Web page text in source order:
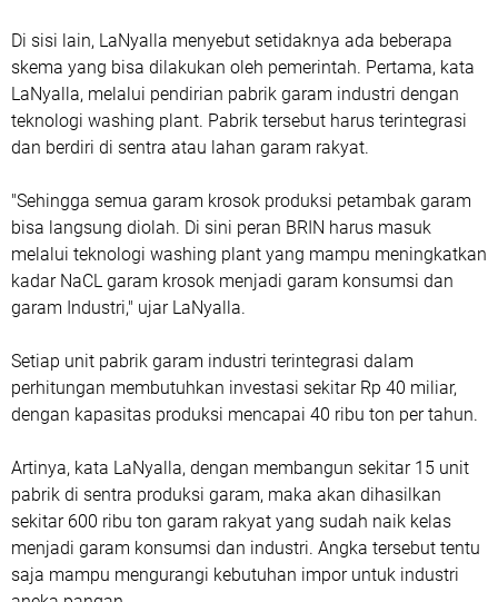
Di sisi lain, LaNyalla menyebut setidaknya ada beberapa
skema yang bisa dilakukan oleh pemerintah. Pertama, kata
LaNyalla, melalui pendirian pabrik garam industri dengan
teknologi washing plant. Pabrik tersebut harus terintegrasi
dan berdiri di sentra atau lahan garam rakyat.
"Sehingga semua garam krosok produksi petambak garam
bisa langsung diolah. Di sini peran BRIN harus masuk
melalui teknologi washing plant yang mampu meningkatkan
kadar NaCL garam krosok menjadi garam konsumsi dan
garam Industri," ujar LaNyalla.
Setiap unit pabrik garam industri terintegrasi dalam
perhitungan membutuhkan investasi sekitar Rp 40 miliar,
dengan kapasitas produksi mencapai 40 ribu ton per tahun.
Artinya, kata LaNyalla, dengan membangun sekitar 15 unit
pabrik di sentra produksi garam, maka akan dihasilkan
sekitar 600 ribu ton garam rakyat yang sudah naik kelas
menjadi garam konsumsi dan industri. Angka tersebut tentu
saja mampu mengurangi kebutuhan impor untuk industri